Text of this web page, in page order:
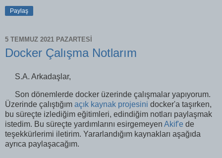
Paylaş
5 TEMMUZ 2021 PAZARTESI
Docker Çalışma Notlarım
S.A. Arkadaşlar,
Son dönemlerde docker üzerinde çalışmalar yapıyorum.
Üzerinde çalıştığım açık kaynak projesini docker'a taşırken,
bu süreçte izlediğim eğitimleri, edindiğim notları paylaşmak
istedim. Bu süreçte yardımlarını esirgemeyen Akif'e de
teşekkürlerimi iletirim. Yararlandığım kaynakları aşağıda
ayrıca paylaşacağım.